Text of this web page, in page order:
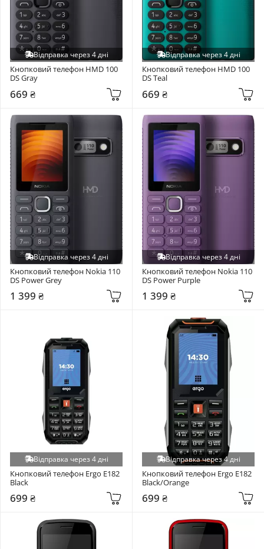
Відправка через 4 дні
Кнопковий телефон HMD 100
DS Gray
669 ₴
Відправка через 4 дні
Кнопковий телефон HMD 100
DS Teal
669 ₴
Відправка через 4 дні
Кнопковий телефон Nokia 110
DS Power Grey
1 399 ₴
Відправка через 4 дні
Кнопковий телефон Nokia 110
DS Power Purple
1 399 ₴
Відправка через 4 дні
Кнопковий телефон Ergo E182
Black
699 ₴
Відправка через 4 дні
Кнопковий телефон Ergo E182
Black/Orange
699 ₴